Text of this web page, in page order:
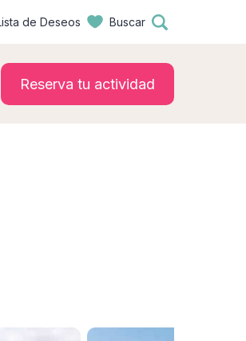
de Deseos Buscar
Reserva tu actividad